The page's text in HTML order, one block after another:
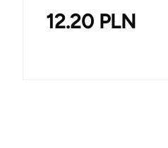
12.20 PLN